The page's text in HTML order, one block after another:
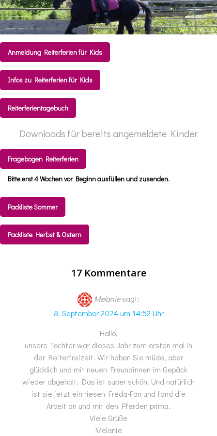
Anmeldung Reiterferien für Kids
Infos zu Reiterferien für Kids
Reiterferientagebuch
Downloads für bereits angemeldete Kinder
Fragebogen Reiterferien
Bitte erst 4 Wochen vor Beginn ausfüllen und zusenden.
Packliste Sommer
Packliste Herbst & Ostern
17 Kommentare
Melaniesagt:
8. September 2024 um 14:52 Uhr
Hallo,
unsere Tochter war dieses Jahr zum ersten mal in
der Reiterfreizeit. Wir haben Sie müde, aber
glücklich und mit neuen Freundinnen im Gepäck
wieder abgeholt. Das ist super schön. Und natürlich
ist sie jetzt ein riesen Freda-Fan und fand die
Arbeit an und mit den Pferden prima.
Viele Grüße
Melanie